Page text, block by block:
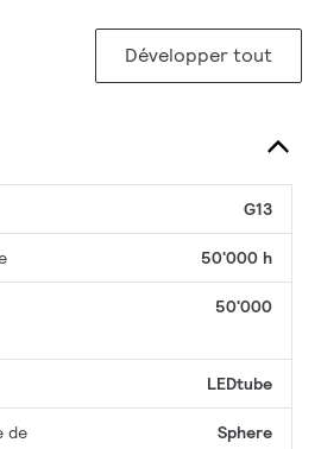
Développer tout
G13
50'000 h
50'000
LEDtube
de
Sphere